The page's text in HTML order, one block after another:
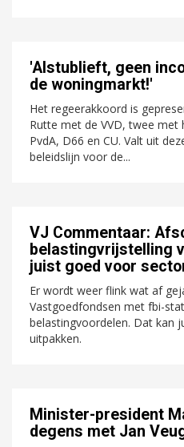
'Alstublieft, geen
de woningmarkt!'
Het regeerakkoord is
Rutte met de VVD, twee met
PvdA, D66 en CU. Valt uit
beleidslijn voor de...
VJ Commentaar:
belastingvrijstelling
juist goed voor
Er wordt weer flink wat af
Vastgoedfondsen met fbi-
belastingvoordelen. Dat kan
uitpakken.
Minister-president
degens met Jan